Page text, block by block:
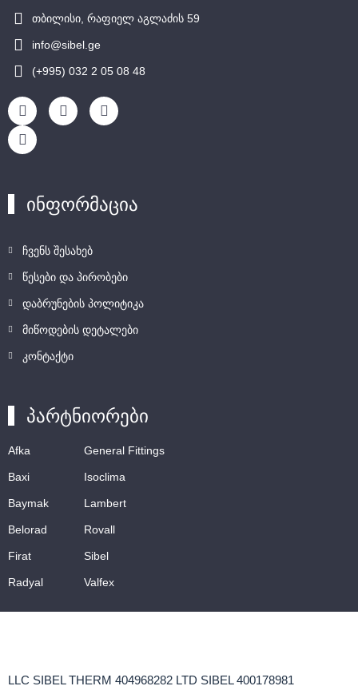
თბილისი, რაფიელ აგლაძის 59
info@sibel.ge
(+995) 032 2 05 08 48
ინფორმაცია
ჩვენს შესახებ
წესები და პირობები
დაბრუნების პოლიტიკა
მიწოდების დეტალები
კონტაქტი
პარტნიორები
Afka
Baxi
Baymak
Belorad
Firat
Radyal
General Fittings
Isoclima
Lambert
Rovall
Sibel
Valfex
LLC SIBEL THERM 404968282 LTD SIBEL 400178981